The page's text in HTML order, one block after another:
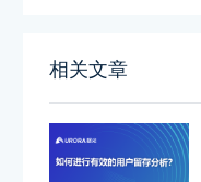
相关文章